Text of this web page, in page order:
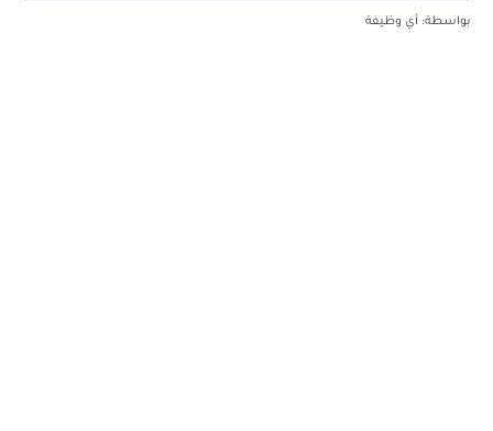
بواسطة: أي وظيفة